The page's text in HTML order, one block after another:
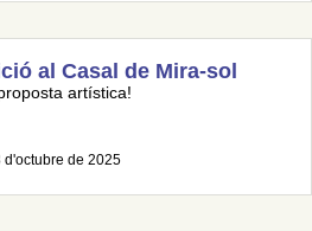
al Casal de Mira-sol
artística!
d'octubre de 2025